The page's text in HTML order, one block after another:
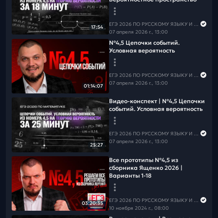
Канал в MAX
⚠️Чтобы не пропустить вебинары и полезную информацию
по русскому языку,подпишись на рассылку
17:54
07 апреля 2026 г., 13:00
01:14:07
№4,5 Цепочки событий.
Условная вероятность
07 апреля 2026 г., 13:00
25:27
Видео-конспект | №4,5 Цепочки
событий. Условная вероятность
ЕГЭ 2026 ПО РУССКОМУ ЯЗЫКУ И МАТЕМАТИКЕ
07 апреля 2026 г., 13:00
03:20:35
Все прототипы №4,5 из
сборника Ященко 2026 |
Варианты 1-18
10 ноября 2024 г., 08:00